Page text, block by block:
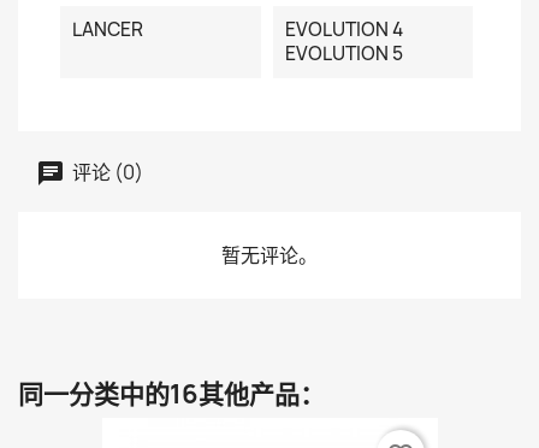
LANCER
EVOLUTION 4
EVOLUTION 5
评论 (0)
暂无评论。
同一分类中的16其他产品：